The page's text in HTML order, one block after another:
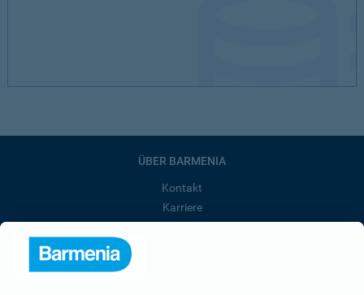
ÜBER BARMENIA
Kontakt
Karriere